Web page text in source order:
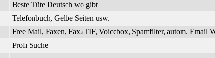
Beste Tüte Deutsch wo gibt
Telefonbuch, Gelbe Seiten usw.
Free Mail, Faxen, Fax2TIF, Voicebox, Spamfilter, autom. Email
Profi Suche